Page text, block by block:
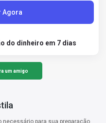
Agora
do dinheiro em 7 dias
um amigo
para sua preparação